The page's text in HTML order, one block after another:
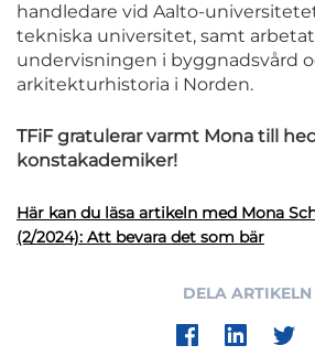
handledare vid Aalto-
tekniska universitet, samt
undervisningen i byggnadsvård
arkitekturhistoria i Norden.
TFiF gratulerar varmt Mona till
konstakademiker!
Här kan du läsa artikeln med Mona
(2/2024): Att bevara det som bär
DELA ARTIKELN